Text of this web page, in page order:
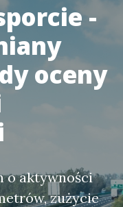
-
oceny
o aktywności
zużycie